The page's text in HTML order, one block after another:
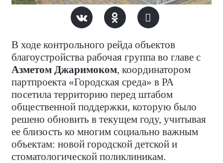
В ходе контрольного рейда объектов
благоустройства рабочая группа во главе с
Азметом Джаримоком, координатором
партпроекта «Городская среда» в РА
посетила территорию перед штабом
общественной поддержки, которую было
решено обновить в текущем году, учитывая
ее близость ко многим социально важным
объектам: новой городской детской и
стоматологической поликлиникам.